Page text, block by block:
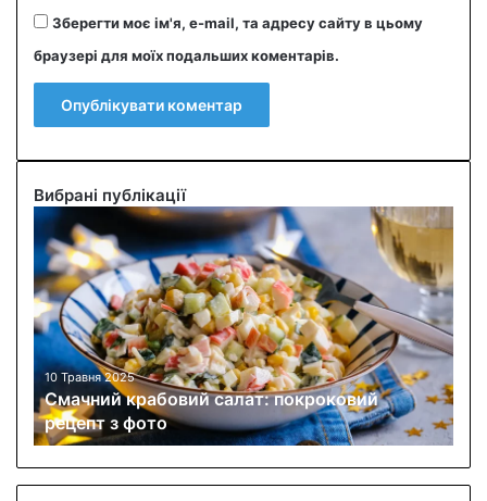
Зберегти моє ім'я, e-mail, та адресу сайту в цьому
браузері для моїх подальших коментарів.
Вибрані публікації
С
м
ч
н
и
й
к
р
а
б
о
в
10 Травня 2025
Смачний крабовий салат: покроковий
рецепт з фото